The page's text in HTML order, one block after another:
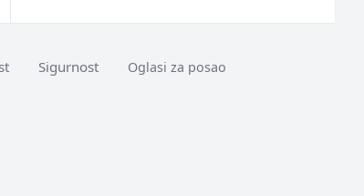
Sigurnost Oglasi za posao